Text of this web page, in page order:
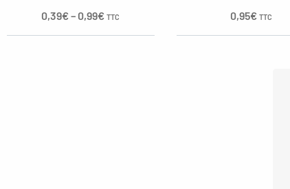
0,39€– 0,99€ TTC 0,95€ TTC